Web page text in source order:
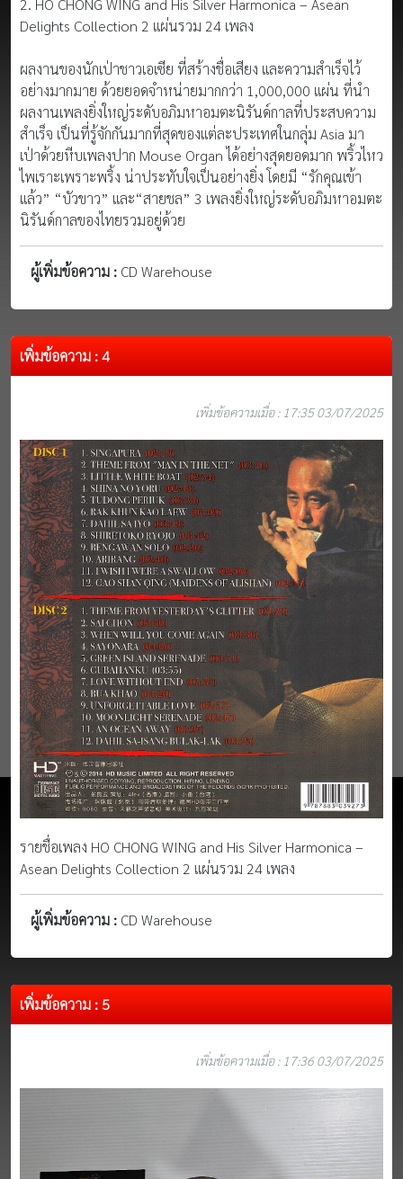
Delights Collection 2 แผ่นรวม 24 เพลง
ผลงานของนักเป่าชาวเอเซีย ที่สร้างชื่อเสียง และความสำเร็จไว้
อย่างมากมาย ด้วยยอดจำหน่ายมากกว่า 1,000,000 แผ่น ที่นำ
ผลงานเพลงยิ่งใหญ่ระดับอภิมหาอมตะนิรันด์กาลที่ประสบความ
สำเร็จ เป็นที่รู้จักกันมากที่สุดของแต่ละประเทศในกลุ่ม Asia มา
เป่าด้วยหีบเพลงปาก Mouse Organ ได้อย่างสุดยอดมาก พริ้วไหว
ไพเราะเพราะพริ้ง น่าประทับใจเป็นอย่างยิ่ง โดยมี “รักคุณเข้า
แล้ว” “บัวขาว” และ“สายชล” 3 เพลงยิ่งใหญ่ระดับอภิมหาอมตะ
นิรันด์กาลของไทยรวมอยู่ด้วย
ผู้เพิ่มข้อความ : CD Warehouse
เพิ่มข้อความ : 4
เพิ่มข้อความเมื่อ : 17:35 03/07/2025
รายชื่อเพลง HO CHONG WING and His Silver Harmonica –
Asean Delights Collection 2 แผ่นรวม 24 เพลง
ผู้เพิ่มข้อความ : CD Warehouse
เพิ่มข้อความ : 5
เพิ่มข้อความเมื่อ : 17:36 03/07/2025